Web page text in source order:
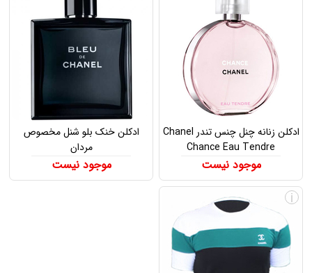
ادکلن زنانه چنل چنس تندر Chanel
Chance Eau Tendre
موجود نیست
ادکلن خنک بلو شنل مخصوص
مردان
موجود نیست
i